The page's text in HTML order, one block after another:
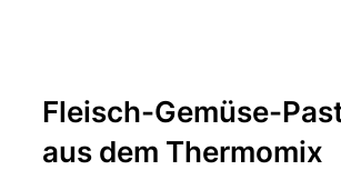
Fleisch-Gemüse-
aus dem Thermomix